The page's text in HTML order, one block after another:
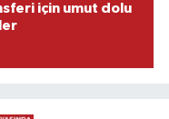
için umut dolu